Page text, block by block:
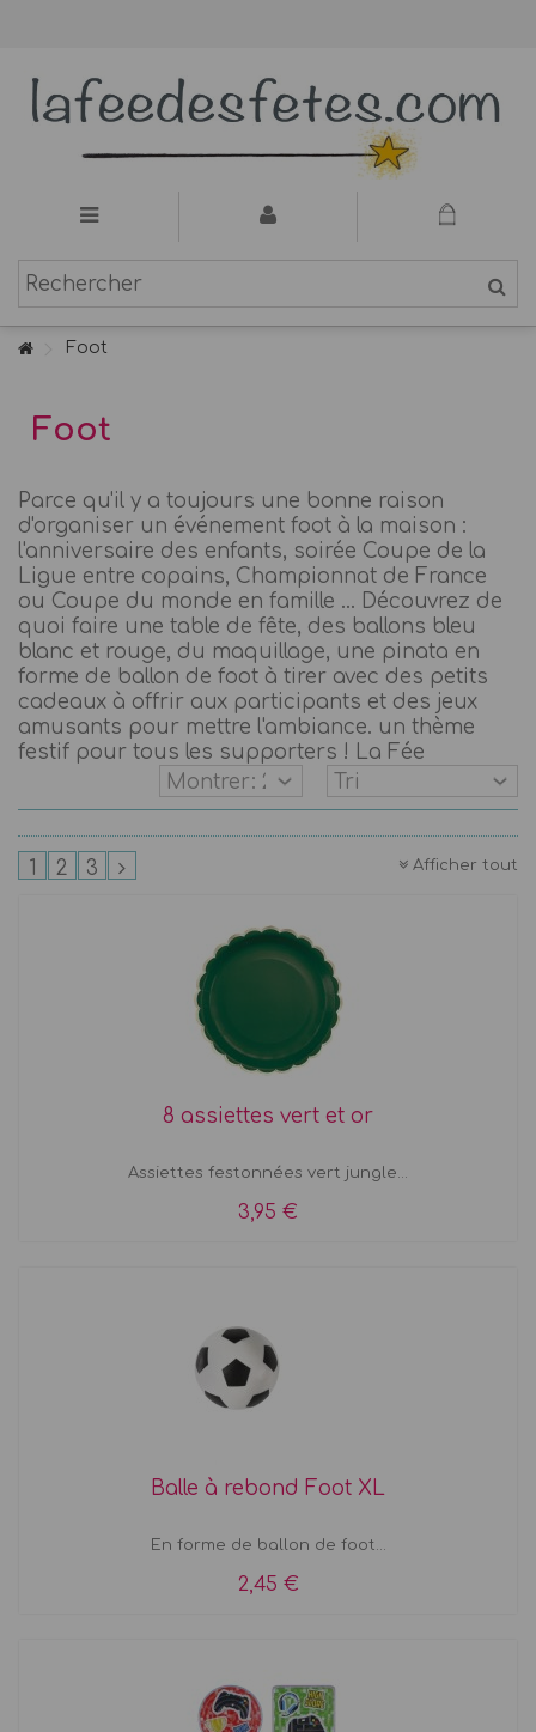
Foot
Foot
Parce qu'il y a toujours une bonne raison
d'organiser un événement foot à la maison :
l'anniversaire des enfants, soirée Coupe de la
Ligue entre copains, Championnat de France
ou Coupe du monde en famille ... Découvrez de
quoi faire une table de fête, des ballons bleu
blanc et rouge, du maquillage, une pinata en
forme de ballon de foot à tirer avec des petits
cadeaux à offrir aux participants et des jeux
amusants pour mettre l'ambiance. un thème
festif pour tous les supporters ! La Fée
Afficher tout
1 2 3
8 assiettes vert et or
Assiettes festonnées vert jungle...
3,95 €
Balle à rebond Foot XL
En forme de ballon de foot...
2,45 €